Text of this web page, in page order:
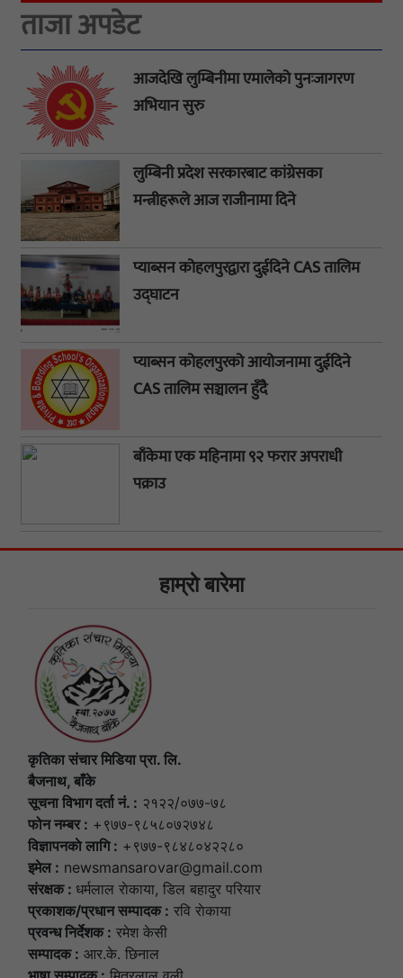
ताजा अपडेट
आजदेखि लुम्बिनीमा एमालेको पुनःजागरण
अभियान सुरु
लुम्बिनी प्रदेश सरकारबाट कांग्रेसका
मन्त्रीहरूले आज राजीनामा दिने
प्याब्सन कोहलपुरद्वारा दुईदिने CAS तालिम
उद्घाटन
प्याब्सन कोहलपुरको आयोजनामा दुईदिने
CAS तालिम सञ्चालन हुँदै
बाँकेमा एक महिनामा ९२ फरार अपराधी
पक्राउ
हाम्राे बारेमा
कृतिका संचार मिडिया प्रा. लि.
बैजनाथ, बाँके
सूचना विभाग दर्ता नं. : २१२२/०७७-७८
फोन नम्बर : +९७७-९८५८०७२७४८
विज्ञापनकाे लागि : +९७७-९८४८०४२२८०
इमेल : newsmansarovar@gmail.com
संरक्षक : धर्मलाल राेकाया, डिल बहादुर परियार
प्रकाशक/प्रधान सम्पादक : रवि राेकाया
प्रवन्ध निर्देशक : रमेश केसी
सम्पादक : आर.के. छिनाल